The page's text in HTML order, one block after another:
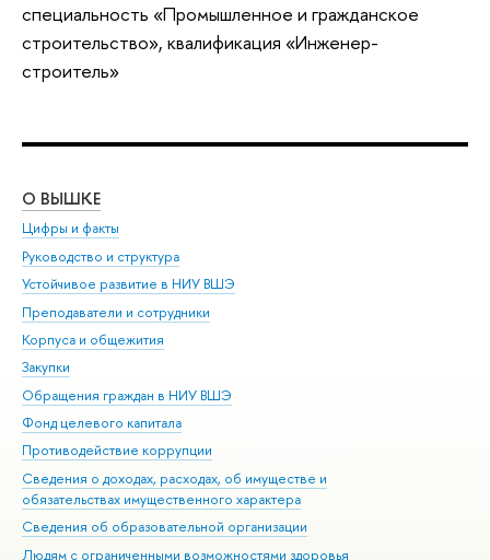
специальность «Промышленное и гражданское
строительство», квалификация «Инженер-
строитель»
О ВЫШКЕ
Цифры и факты
Руководство и структура
Устойчивое развитие в НИУ ВШЭ
Преподаватели и сотрудники
Корпуса и общежития
Закупки
Обращения граждан в НИУ ВШЭ
Фонд целевого капитала
Противодействие коррупции
Сведения о доходах, расходах, об имуществе и
обязательствах имущественного характера
Сведения об образовательной организации
Людям с ограниченными возможностями здоровья